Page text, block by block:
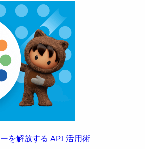
を解放する API 活用術